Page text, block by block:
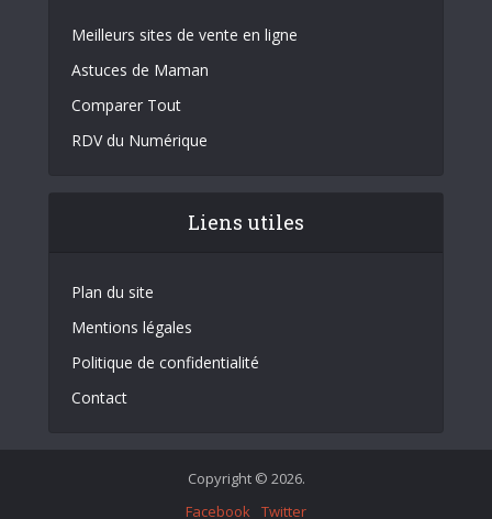
Meilleurs sites de vente en ligne
Astuces de Maman
Comparer Tout
RDV du Numérique
Liens utiles
Plan du site
Mentions légales
Politique de confidentialité
Contact
Copyright © 2026.
Facebook
Twitter